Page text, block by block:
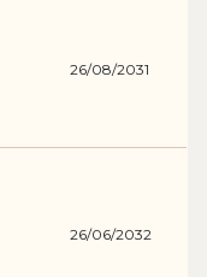
26/08/2031
26/06/2032